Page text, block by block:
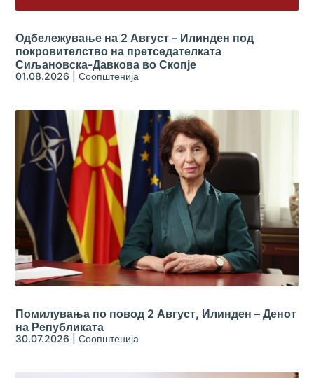
Одбележување на 2 Август – Илинден под
покровителство на претседателката
Сиљановска-Давкова во Скопје
01.08.2026 |Соопштенија
Помилувања по повод 2 Август, Илинден – Денот
на Републиката
30.07.2026 |Соопштенија